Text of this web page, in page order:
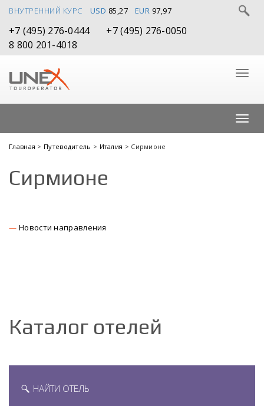
ВНУТРЕННИЙ КУРС USD 85,27 EUR 97,97
+7 (495) 276-0444
+7 (495) 276-0050
8 800 201-4018
Главная > Путеводитель > Италия > Сирмионе
Сирмионе
Новости направления
Каталог отелей
НАЙТИ ОТЕЛЬ